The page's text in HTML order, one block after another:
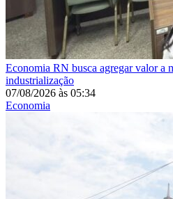
Economia RN busca agregar valor a
industrialização
07/08/2026 às 05:34
Economia